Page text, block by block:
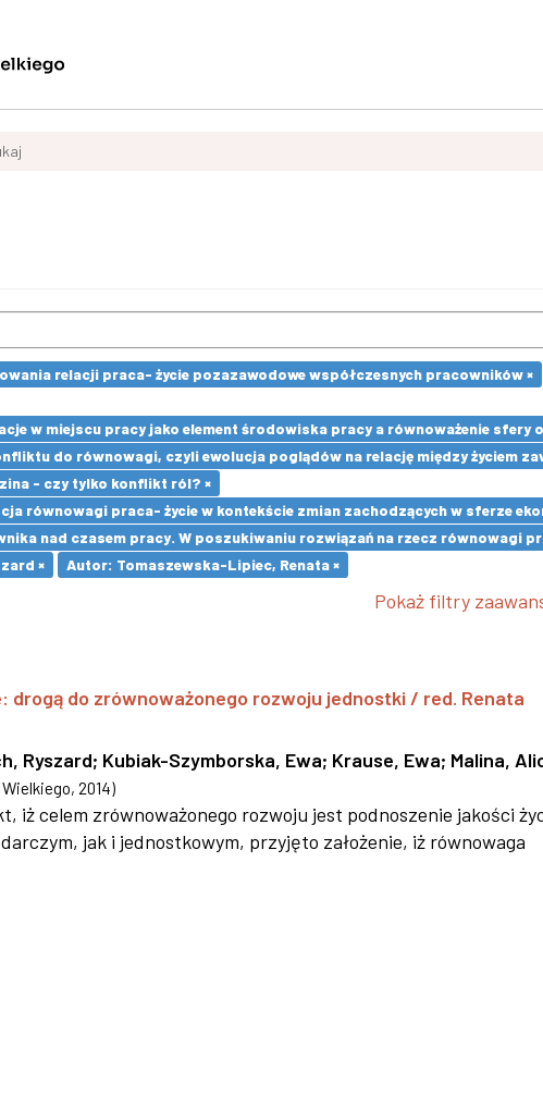
relacji praca- życie pozazawodowe współczesnych pracowników ×
w miejscu pracy jako element środowiska pracy a równoważenie sfery
do równowagi, czyli ewolucja poglądów na relację między życiem
- czy tylko konflikt ról? ×
równowagi praca- życie w kontekście zmian zachodzących w sferze
nad czasem pracy. W poszukiwaniu rozwiązań na rzecz równowagi
× Autor: Tomaszewska-Lipiec, Renata ×
Pokaż filtry
drogą do zrównoważonego rozwoju jednostki / red. Renata
Ryszard; Kubiak-Szymborska, Ewa; Krause, Ewa; Malina,
, 2014)
iż celem zrównoważonego rozwoju jest podnoszenie jakości
jak i jednostkowym, przyjęto założenie, iż równowaga